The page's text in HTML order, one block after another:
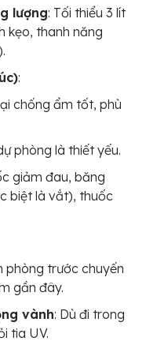
lượng: Tối thiểu 3 lít
kẹo, thanh năng
:
chống ẩm tốt, phù
phòng là thiết yếu.
giảm đau, băng
biệt là vắt), thuốc
phòng trước chuyến
gần đây.
vành: Dù đi trong
tia UV.